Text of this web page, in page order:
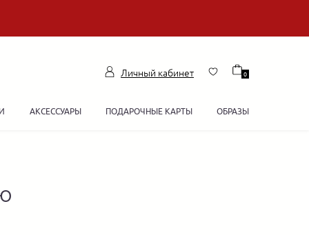
Личный кабинет 0
АКСЕССУАРЫ ПОДАРОЧНЫЕ КАРТЫ ОБРАЗЫ